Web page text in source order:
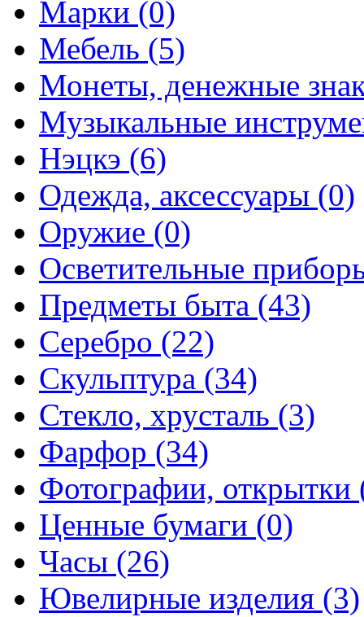
Марки (0)
Мебель (5)
Монеты, денежные
Музыкальные
Нэцкэ (6)
Одежда, аксессуары (0)
Оружие (0)
Осветительные
Предметы быта (43)
Серебро (22)
Скульптура (34)
Стекло, хрусталь (3)
Фарфор (34)
Фотографии, открытки
Ценные бумаги (0)
Часы (26)
Ювелирные изделия (3)